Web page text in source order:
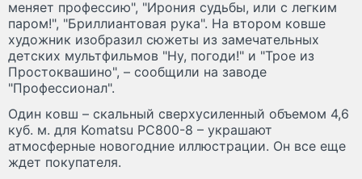
меняет профессию", "Ирония судьбы, или с легким
паром!", "Бриллиантовая рука". На втором ковше
художник изобразил сюжеты из замечательных
детских мультфильмов "Ну, погоди!" и "Трое из
Простоквашино", – сообщили на заводе
"Профессионал".
Один ковш – скальный сверхусиленный объемом 4,6
куб. м. для Komatsu PC800-8 – украшают
атмосферные новогодние иллюстрации. Он все еще
ждет покупателя.